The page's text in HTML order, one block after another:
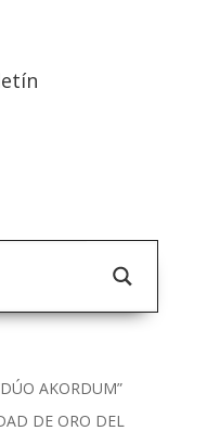
AKORDUM”
DE ORO DEL